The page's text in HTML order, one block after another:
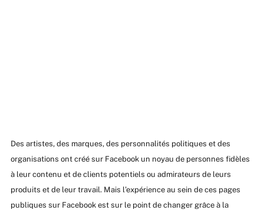
Des artistes, des marques, des personnalités politiques et des
organisations ont créé sur Facebook un noyau de personnes fidèles
à leur contenu et de clients potentiels ou admirateurs de leurs
produits et de leur travail. Mais l’expérience au sein de ces pages
publiques sur Facebook est sur le point de changer grâce à la